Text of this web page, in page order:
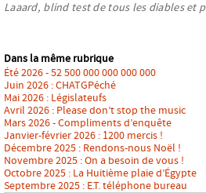
Laaard, blind test de tous les diables et
Dans la même rubrique
Été 2026 - 52 500 000 000 000 000
Juin 2026 : CHATGPéché
Mai 2026 : Législateufs
Avril 2026 : Please don’t stop the music
Mars 2026 - Compliments d’enquête
Janvier-février 2026 : 1200 mercis !
Décembre 2025 : Rendons-nous Noël !
Novembre 2025 : On a besoin de vous !
Octobre 2025 : La Huitième plaie d’Égypte
Septembre 2025 : E.T. téléphone bureau